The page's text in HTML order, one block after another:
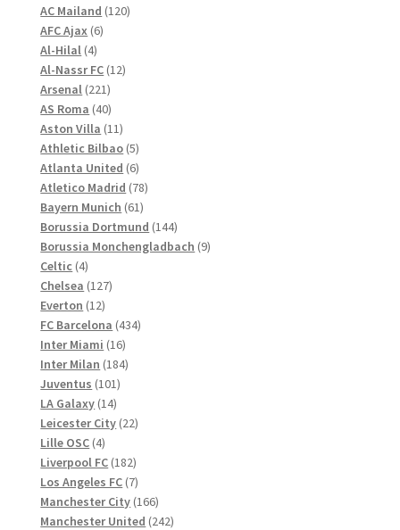
AC Mailand 120120
AFC Ajax 66
Al-Hilal 44
Produkte
Al-Nassr FC 1212
Arsenal 221221
Produkte
AS Roma 4040
Produkte
Aston Villa 1111
Produkte
Athletic Bilbao 55
Produkte
Atlanta United 66
Produkte
Atletico Madrid 7878
Bayern Munich 6161
Produkte
Borussia Dortmund 144144
Produkte
Borussia Monchengladbach 99
Celtic 44
Produkte
Chelsea 127127
Everton 1212
Produkte
FC Barcelona 434434
Inter Miami 1616
Produkte
Inter Milan 184184
Juventus 101101
LA Galaxy 1414
Produkte
Leicester City 2222
Lille OSC 44
Produkte
Liverpool FC 182182
Produkte
Los Angeles FC 77
Produkte
Manchester City 166166
Produkte
Manchester United 242242